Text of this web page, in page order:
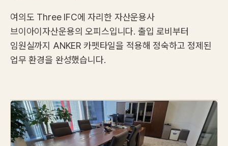
SOUND MASKING
Stocks
PET
Consulting
여의도 Three IFC에 자리한 자산운용사
브이아이자산운용의 오피스입니다. 출입 로비부터
임원실까지 ANKER 카펫타일을 적용해 정숙하고 정제된
업무 환경을 완성했습니다.